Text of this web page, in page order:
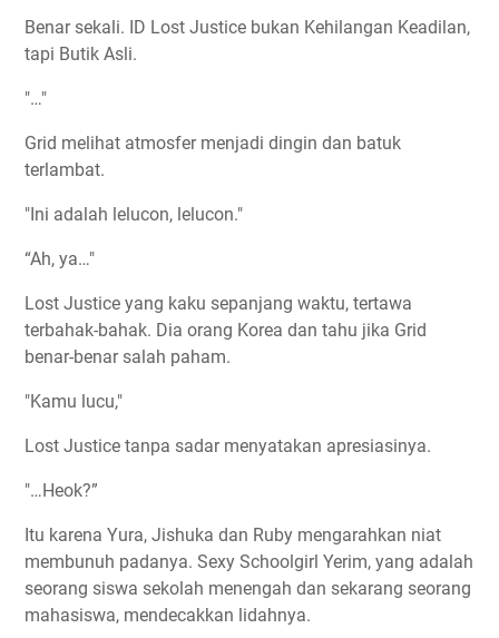
Benar sekali. ID Lost Justice bukan Kehilangan Keadilan,
tapi Butik Asli.
"…"
Grid melihat atmosfer menjadi dingin dan batuk
terlambat.
"Ini adalah lelucon, lelucon."
“Ah, ya…"
Lost Justice yang kaku sepanjang waktu, tertawa
terbahak-bahak. Dia orang Korea dan tahu jika Grid
benar-benar salah paham.
"Kamu lucu,"
Lost Justice tanpa sadar menyatakan apresiasinya.
"…Heok?”
Itu karena Yura, Jishuka dan Ruby mengarahkan niat
membunuh padanya. Sexy Schoolgirl Yerim, yang adalah
seorang siswa sekolah menengah dan sekarang seorang
mahasiswa, mendecakkan lidahnya.